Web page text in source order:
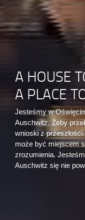
A HOUSE
A PLACE
Jesteśmy w
Auschwitz. Żeby
wnioski z
może być miejscem
zrozumienia.
Auschwitz się nie